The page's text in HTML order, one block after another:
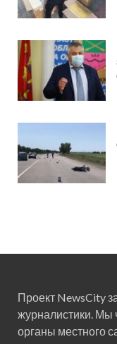
Проект NewsCity
журналистики. Мы
органы местного